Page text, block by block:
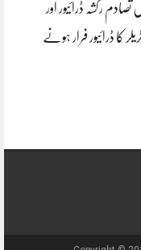
تصادم رکشہ ڈرائیور اور
کا ڈرائیور فرار ہونے